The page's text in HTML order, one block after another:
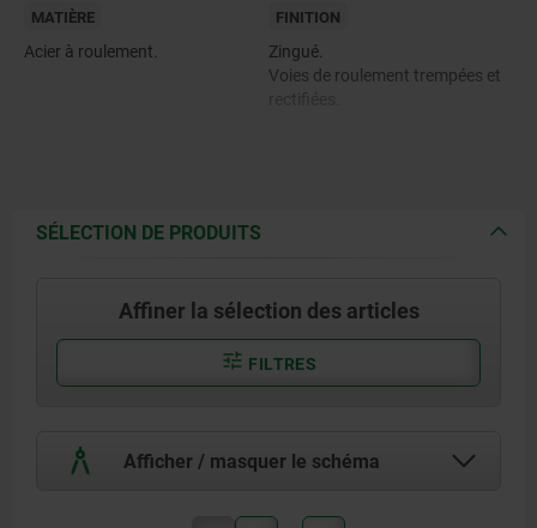
MATIÈRE
Acier à roulement.
FINITION
Zingué.
Voies de roulement trempées et
SÉLECTION DE PRODUITS
Affiner la sélection des articles
FILTRES
Afficher / masquer le schéma